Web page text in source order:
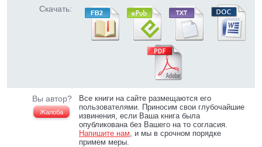
Скачать:
Вы автор?
Жалоба
Все книги на сайте размещаются его
пользователями. Приносим свои глубочайшие
извинения, если Ваша книга была
опубликована без Вашего на то согласия.
Напишите нам, и мы в срочном порядке
примем меры.